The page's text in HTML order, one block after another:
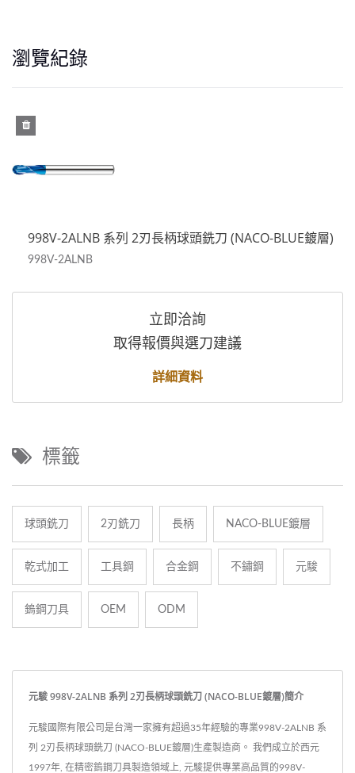
瀏覽紀錄
998V-2ALNB 系列 2刃長柄球頭銑刀 (NACO-BLUE鍍層)
998V-2ALNB
立即洽詢
取得報價與選刀建議
詳細資料
標籤
球頭銑刀 2刃銑刀 長柄 NACO-BLUE鍍層
乾式加工 工具鋼 合金鋼 不鏽鋼 元駿
鎢鋼刀具 OEM ODM
元駿 998V-2ALNB 系列 2刃長柄球頭銑刀 (NACO-BLUE鍍層)簡介
元駿國際有限公司是台灣一家擁有超過35年經驗的專業998V-2ALNB 系
列 2刃長柄球頭銑刀 (NACO-BLUE鍍層)生產製造商。 我們成立於西元
1997年, 在精密鎢鋼刀具製造領域上, 元駿提供專業高品質的998V-